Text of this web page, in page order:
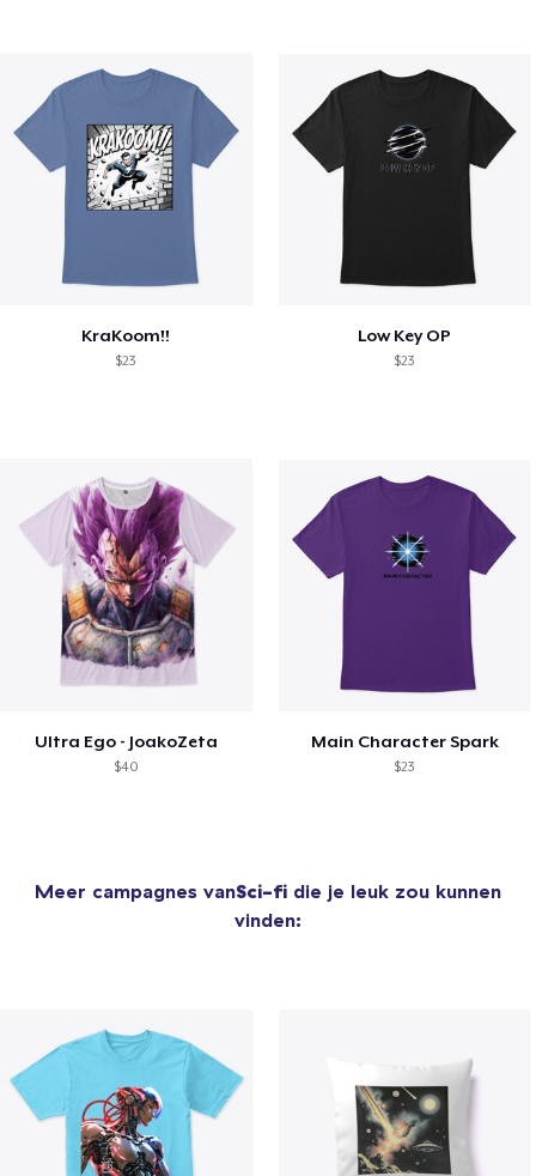
KraKoom!!
$23
Low Key OP
$23
Ultra Ego - JoakoZeta
$40
Main Character Spark
$23
Meer campagnes vanSci-fi die je leuk zou kunnen
vinden: